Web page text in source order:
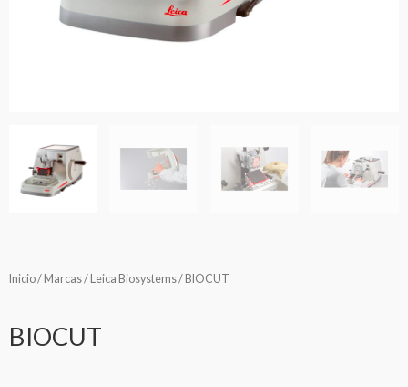
Inicio/ Marcas/ Leica Biosystems/ BIOCUT
BIOCUT